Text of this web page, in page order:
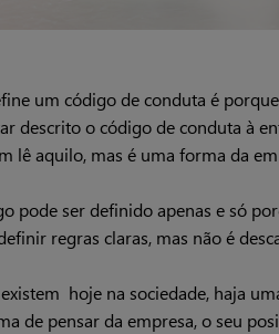
um código de conduta é
descrito o código de conduta à
lê aquilo, mas é uma forma da
pode ser definido apenas e só
regras claras, mas não é
hoje na sociedade, haja
de pensar da empresa, o seu